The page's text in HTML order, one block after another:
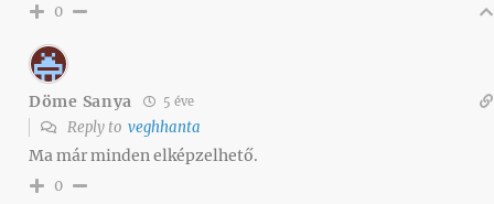
0
Döme Sanya 5 éve
Reply to veghhanta
Ma már minden elképzelhető.
0